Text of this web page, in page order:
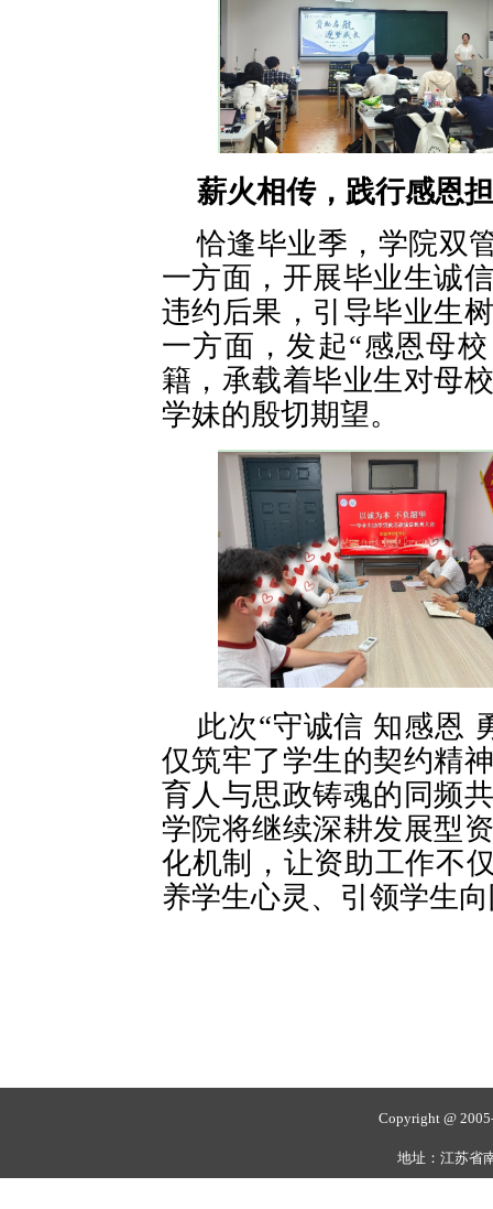
薪火相传，践行感恩
恰逢毕业季，学院双
一方面，开展毕业生诚
违约后果，引导毕业生
一方面，发起“感恩母
籍，承载着毕业生对母
学妹的殷切期望。
此次“守诚信 知感恩
仅筑牢了学生的契约精
育人与思政铸魂的同频
学院将继续深耕发展型
化机制，让资助工作不
养学生心灵、引领学生
Copyright @
地址：江苏省